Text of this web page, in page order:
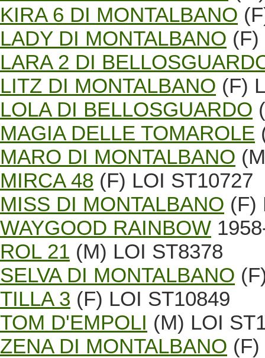
KIRA 6 DI MONTALBANO
LADY DI MONTALBANO (F)
LARA 2 DI
LITZ DI MONTALBANO (F)
LOLA DI BELLOSGUARDO
MAGIA DELLE TOMAROLE
MARO DI MONTALBANO
MIRCA 48 (F) LOI ST10727
MISS DI MONTALBANO (F)
WAYGOOD RAINBOW
ROL 21 (M) LOI ST8378
SELVA DI MONTALBANO
TILLA 3 (F) LOI ST10849
TOM D'EMPOLI (M) LOI
ZENA DI MONTALBANO (F)